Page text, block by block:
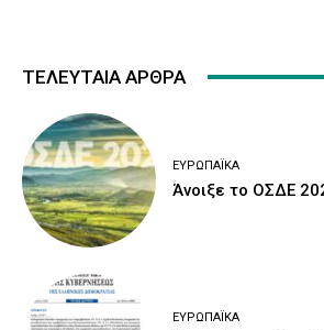
ΤΕΛΕΥΤΑΙΑ ΑΡΘΡΑ
ΕΥΡΩΠΑΪΚΆ
Άνοιξε το ΟΣΔΕ
ΕΥΡΩΠΑΪΚΆ